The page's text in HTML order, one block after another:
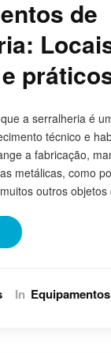
de
a serralheria é
técnico e
a fabricação,
metálicas, como
outros objetos
In Equipamentos